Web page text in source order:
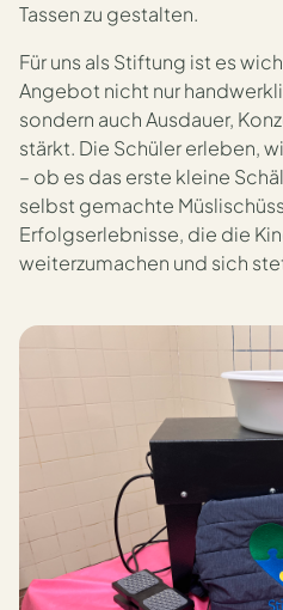
Tassen zu gestalten.
Für uns als Stiftung ist es
Angebot nicht nur
sondern auch Ausdauer,
stärkt. Die Schüler erleben,
– ob es das erste kleine
selbst gemachte
Erfolgserlebnisse, die die
weiterzumachen und sich